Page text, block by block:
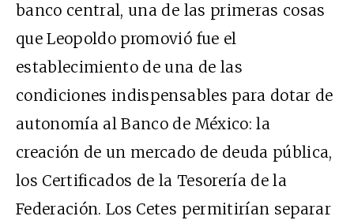
banco central, una de las primeras cosas
que Leopoldo promovió fue el
establecimiento de una de las
condiciones indispensables para dotar de
autonomía al Banco de México: la
creación de un mercado de deuda pública,
los Certificados de la Tesorería de la
Federación. Los Cetes permitirían separar